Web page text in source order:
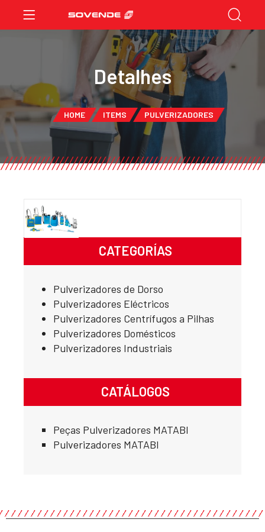
Detalhes
HOME ITEMS PULVERIZADORES
CATEGORÍAS
Pulverizadores de Dorso
Pulverizadores Eléctricos
Pulverizadores Centrífugos a Pilhas
Pulverizadores Domésticos
Pulverizadores Industriais
CATÁLOGOS
Peças Pulverizadores MATABI
Pulverizadores MATABI